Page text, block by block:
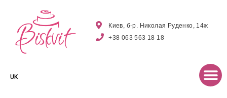
Киев, б-р. Николая Руденко, 14ж
+38 063 563 18 18
UK